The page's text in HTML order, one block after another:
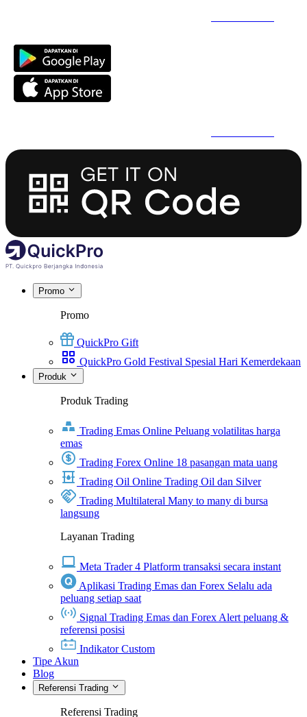
Promo
Promo
QuickPro Gift
QuickPro Gold Festival Spesial Hari Kemerdekaan
Produk
Produk Trading
Trading Emas Online Peluang volatilitas harga
emas
Trading Forex Online 18 pasangan mata uang
Trading Oil Online Trading Oil dan Silver
Trading Multilateral Many to many di bursa
langsung
Layanan Trading
Meta Trader 4 Platform transaksi secara instant
Aplikasi Trading Emas dan Forex Selalu ada
peluang setiap saat
Signal Trading Emas dan Forex Alert peluang &
referensi posisi
Indikator Custom
Tipe Akun
Blog
Referensi Trading
Referensi Trading